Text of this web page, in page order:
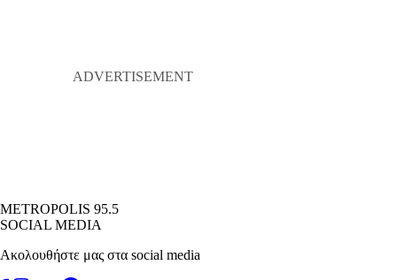
METROPOLIS 95.5
SOCIAL MEDIA
Ακολουθήστε μας στα social media